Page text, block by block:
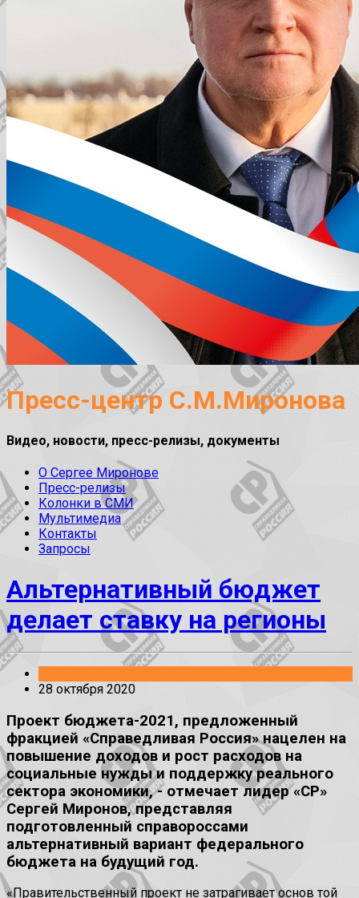
Пресс-центр С.М.Миронова
Видео, новости, пресс-релизы, документы
О Сергее Миронове
Пресс-релизы
Колонки в СМИ
Мультимедиа
Контакты
Запросы
Альтернативный бюджет
делает ставку на регионы
28 октября 2020
Проект бюджета-2021, предложенный
фракцией «Справедливая Россия» нацелен на
повышение доходов и рост расходов на
социальные нужды и поддержку реального
сектора экономики, - отмечает лидер «СР»
Сергей Миронов, представляя
подготовленный справороссами
альтернативный вариант федерального
бюджета на будущий год.
«Правительственный проект не затрагивает основ той